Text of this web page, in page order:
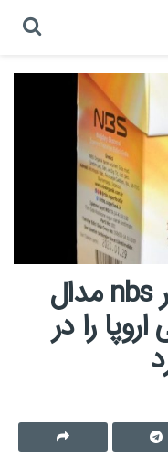
محصول سلامت محور nbs مدال
را در